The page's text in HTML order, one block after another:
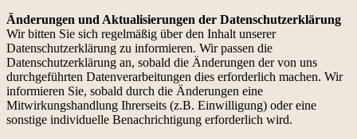
Änderungen und Aktualisierungen der Datenschutzerklärung
Wir bitten Sie sich regelmäßig über den Inhalt unserer
Datenschutzerklärung zu informieren. Wir passen die
Datenschutzerklärung an, sobald die Änderungen der von uns
durchgeführten Datenverarbeitungen dies erforderlich machen. Wir
informieren Sie, sobald durch die Änderungen eine
Mitwirkungshandlung Ihrerseits (z.B. Einwilligung) oder eine
sonstige individuelle Benachrichtigung erforderlich wird.